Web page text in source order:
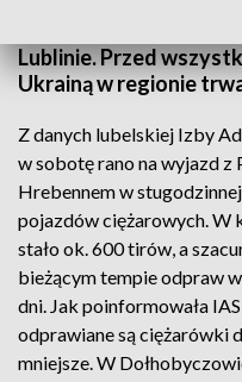
Lublinie. Przed
Ukrainą w regionie
Z danych lubelskiej Izby
w sobotę rano na wyjazd z
Hrebennem w
pojazdów ciężarowych. W
stało ok. 600 tirów, a
bieżącym tempie odpraw
dni. Jak poinformowała
odprawiane są ciężarówki
mniejsze. W